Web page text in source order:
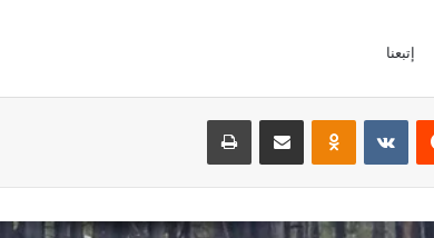
إتبعنا
ترامب يهاجم إعلاميين أمريكيين ويدعو
لتصنيفهم بين جيد وسيئ